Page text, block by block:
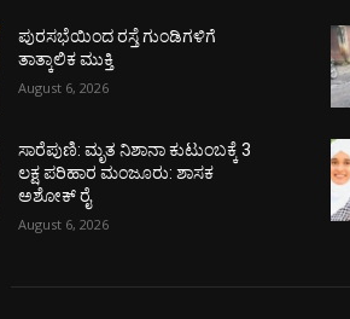
ಪುರಸಭೆಯಿಂದ ರಸ್ತೆ ಗುಂಡಿಗಳಿಗೆ
ತಾತ್ಕಾಲಿಕ ಮುಕ್ತಿ
August 6, 2026
ಸಾರೆಪುಣಿ: ಮೃತ ನಿಶಾನಾ ಕುಟುಂಬಕ್ಕೆ 3
ಲಕ್ಷ ಪರಿಹಾರ ಮಂಜೂರು: ಶಾಸಕ
ಅಶೋಕ್ ರೈ
August 6, 2026